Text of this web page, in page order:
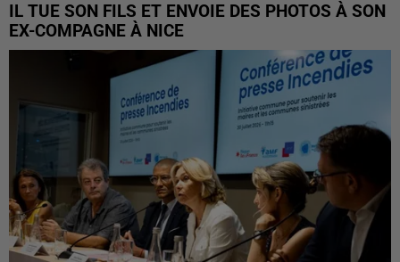
IL TUE SON FILS ET ENVOIE DES PHOTOS À SON
EX-COMPAGNE À NICE